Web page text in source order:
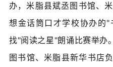
办，米脂县斌丞图书馆、
想金话筒口才学校协办
找"阅读之星"朗诵比赛举办
图书馆、米脂县新华书店